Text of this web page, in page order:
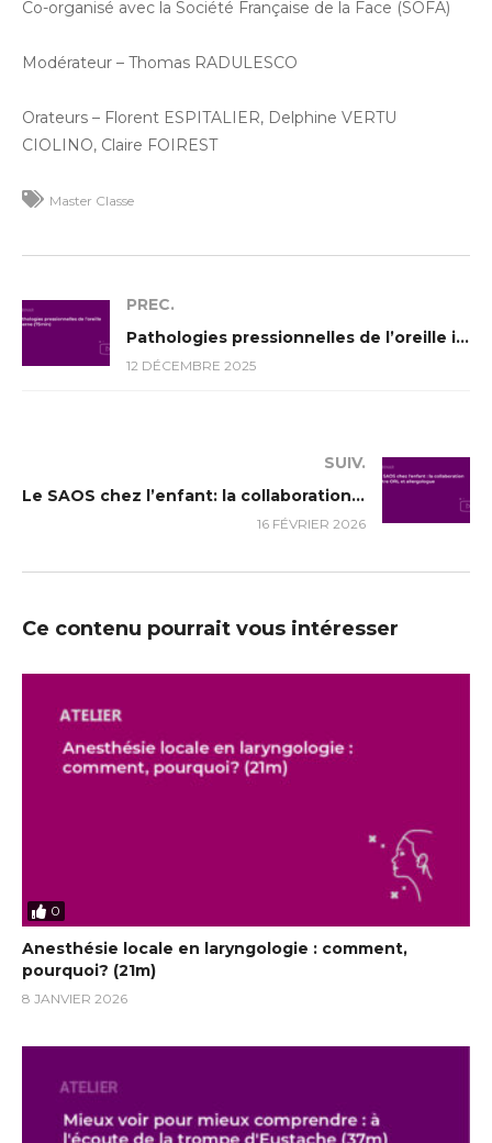
Co-organisé avec la Société Française de la Face (SOFA)
Modérateur – Thomas RADULESCO
Orateurs – Florent ESPITALIER, Delphine VERTU
CIOLINO, Claire FOIREST
Master Classe
PREC.
Pathologies pressionnelles de l’oreille interne (75min)
12 DÉCEMBRE 2025
SUIV.
Le SAOS chez l’enfant: la collaboration entre ORL et allergologue (59m)
16 FÉVRIER 2026
Ce contenu pourrait vous intéresser
0
Anesthésie locale en laryngologie : comment,
pourquoi? (21m)
8 JANVIER 2026